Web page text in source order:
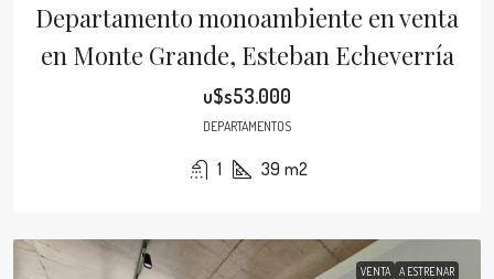
Departamento monoambiente en venta
en Monte Grande, Esteban Echeverría
u$s53.000
DEPARTAMENTOS
1 39 m2
VENTA A ESTRENAR